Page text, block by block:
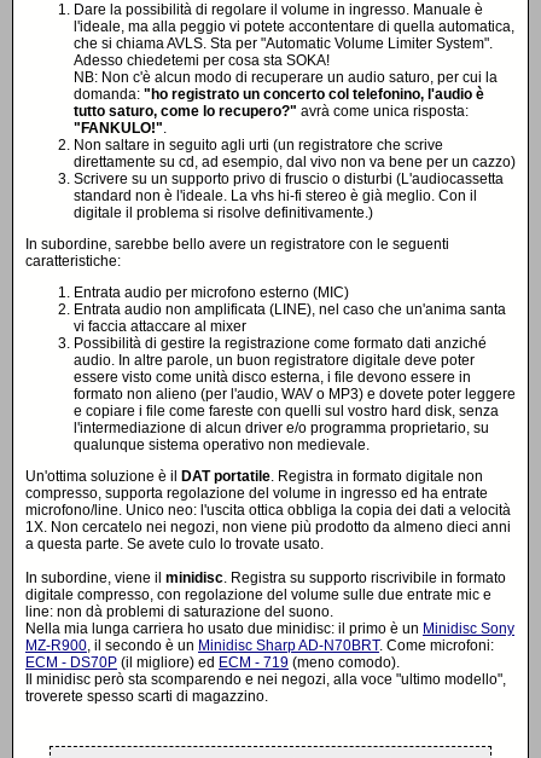
Dare la possibilità di regolare il volume in ingresso. Manuale è
l'ideale, ma alla peggio vi potete accontentare di quella automatica,
che si chiama AVLS. Sta per "Automatic Volume Limiter System".
Adesso chiedetemi per cosa sta SOKA!
NB: Non c'è alcun modo di recuperare un audio saturo, per cui la
domanda: "ho registrato un concerto col telefonino, l'audio è
tutto saturo, come lo recupero?" avrà come unica risposta:
"FANKULO!".
Non saltare in seguito agli urti (un registratore che scrive
direttamente su cd, ad esempio, dal vivo non va bene per un cazzo)
Scrivere su un supporto privo di fruscio o disturbi (L'audiocassetta
standard non è l'ideale. La vhs hi-fi stereo è già meglio. Con il
digitale il problema si risolve definitivamente.)
In subordine, sarebbe bello avere un registratore con le seguenti
caratteristiche:
Entrata audio per microfono esterno (MIC)
Entrata audio non amplificata (LINE), nel caso che un'anima santa
vi faccia attaccare al mixer
Possibilità di gestire la registrazione come formato dati anziché
audio. In altre parole, un buon registratore digitale deve poter
essere visto come unità disco esterna, i file devono essere in
formato non alieno (per l'audio, WAV o MP3) e dovete poter leggere
e copiare i file come fareste con quelli sul vostro hard disk, senza
l'intermediazione di alcun driver e/o programma proprietario, su
qualunque sistema operativo non medievale.
Un'ottima soluzione è il
DAT portatile. Registra in formato digitale non
compresso, supporta regolazione del volume in ingresso ed ha entrate
microfono/line. Unico neo: l'uscita ottica obbliga la copia dei dati a velocità
1X. Non cercatelo nei negozi, non viene più prodotto da almeno dieci anni
a questa parte. Se avete culo lo trovate usato.
In subordine, viene il minidisc. Registra su supporto riscrivibile in formato
digitale compresso, con regolazione del volume sulle due entrate mic e
line: non dà problemi di saturazione del suono.
Nella mia lunga carriera ho usato due minidisc: il primo è un Minidisc Sony
MZ-R900, il secondo è un Minidisc Sharp AD-N70BRT. Come microfoni:
ECM - DS70P (il migliore) ed ECM - 719 (meno comodo).
Il minidisc però sta scomparendo e nei negozi, alla voce "ultimo modello",
troverete spesso scarti di magazzino.